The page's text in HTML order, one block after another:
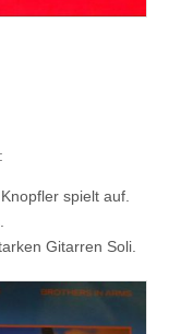
spielt auf.
Gitarren Soli.